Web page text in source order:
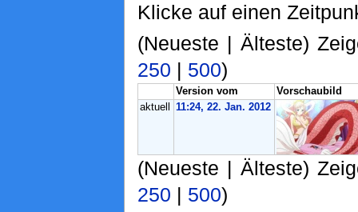
Klicke auf einen
(Neueste | Älteste)
250 | 500)
Version vom
Vorschaubild
aktuell
11:24, 22. Jan. 2012
(Neueste | Älteste)
250 | 500)